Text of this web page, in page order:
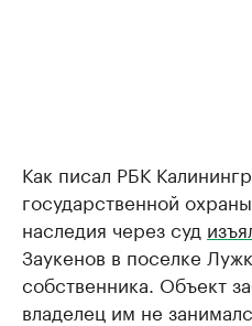
Как писал РБК
государственной
наследия через суд
Заукенов в поселке
собственника. Объект
владелец им не